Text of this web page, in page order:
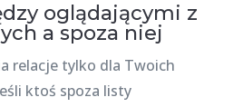
oglądającymi z
a spoza niej
relacje tylko dla Twoich
ktoś spoza listy